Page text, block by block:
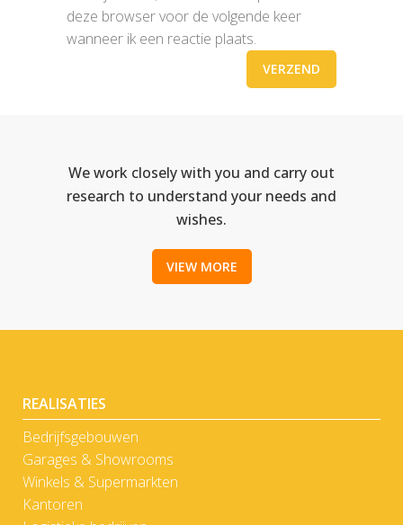
deze browser voor de volgende keer
wanneer ik een reactie plaats.
We work closely with you and carry out
research to understand your needs and
wishes.
VIEW MORE
REALISATIES
Bedrijfsgebouwen
Garages & Showrooms
Winkels & Supermarkten
Kantoren